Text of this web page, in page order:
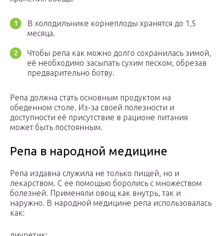
В холодильнике корнеплоды хранятся до 1,5
месяца.
Чтобы репа как можно долго сохранилась зимой,
её необходимо засыпать сухим песком, обрезав
предварительно ботву.
Репа должна стать основным продуктом на
обеденном столе. Из-за своей полезности и
доступности её присутствие в рационе питания
может быть постоянным.
Репа в народной медицине
Репа издавна служила не только пищей, но и
лекарством. С ее помощью боролись с множеством
болезней. Применяли овощ как внутрь, так и
наружно. В народной медицине репа использовалась
как: